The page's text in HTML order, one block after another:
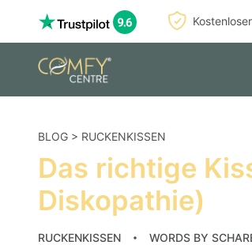
BLOG > RUCKENKISSEN
Das richtige
Diskopathie)
RUCKENKISSEN WORDS BY